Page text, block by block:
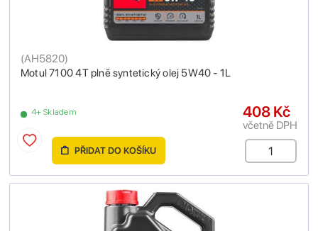
Motul 7100 4T plně syntetický olej 5W40 - 1L
(AH5820)
4+ Skladem 408 Kč
včetně DPH
PŘIDAT DO KOŠÍKU